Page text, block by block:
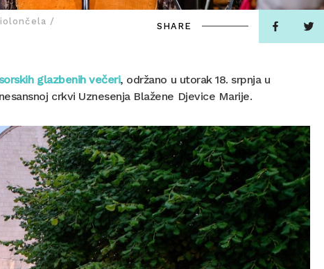
/
SHARE
glazbenih večeri, održano u utorak 18. srpnja u
crkvi Uznesenja Blažene Djevice Marije.